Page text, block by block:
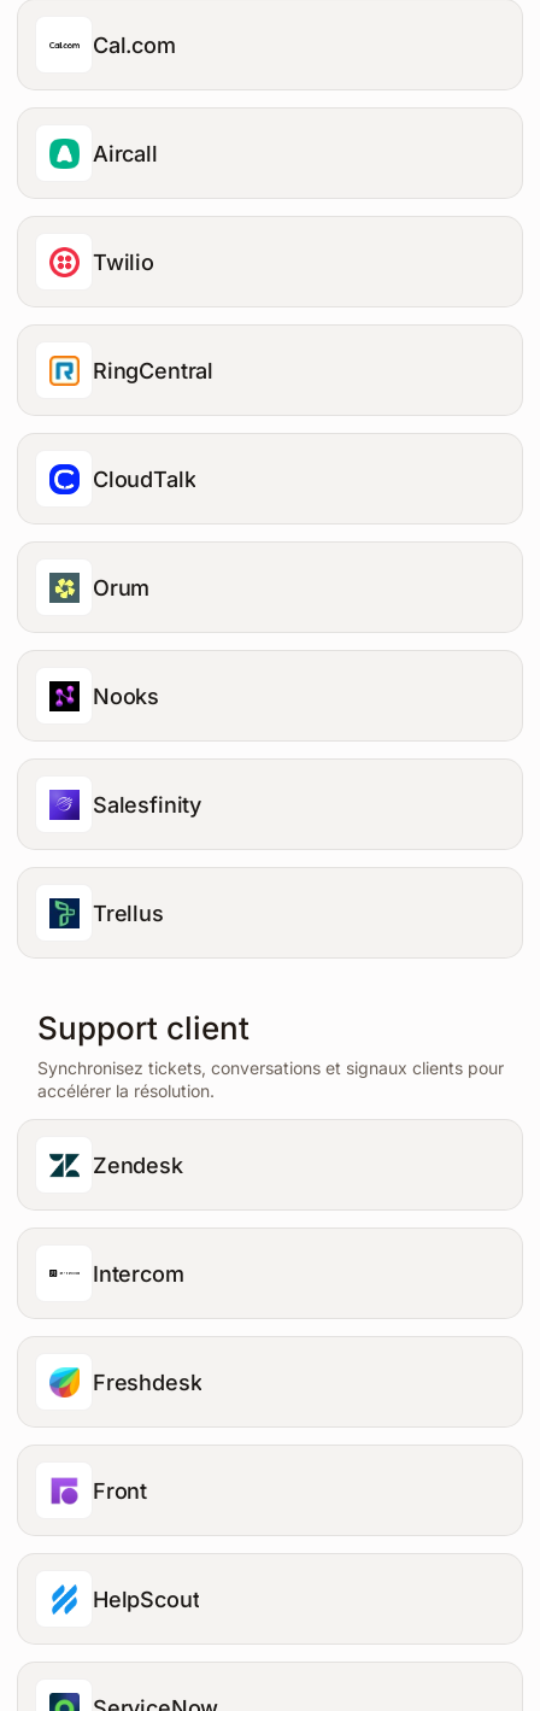
Cal.com
Aircall
Twilio
RingCentral
CloudTalk
Orum
Nooks
Salesfinity
Trellus
Support client
Synchronisez tickets, conversations et signaux clients pour
accélérer la résolution.
Zendesk
Intercom
Freshdesk
Front
HelpScout